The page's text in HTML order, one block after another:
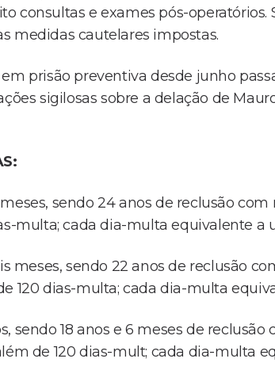
consultas e exames pós-operatórios.
medidas cautelares impostas.
prisão preventiva desde junho
sigilosas sobre a delação de
meses, sendo 24 anos de reclusão
multa; cada dia-multa equivalente a
meses, sendo 22 anos de reclusão
120 dias-multa; cada dia-multa
sendo 18 anos e 6 meses de
de 120 dias-mult; cada dia-multa